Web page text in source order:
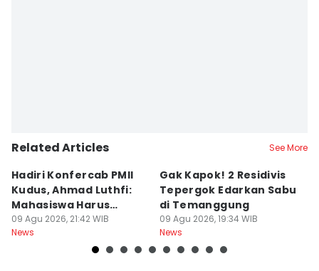
Related Articles See More
Hadiri Konfercab PMII
Kudus, Ahmad Luthfi:
Mahasiswa Harus
Konstruktif
09 Agu 2026, 21:42 WIB
News
Gak Kapok! 2 Residivis
Tepergok Edarkan Sabu
di Temanggung
09 Agu 2026, 19:34 WIB
News